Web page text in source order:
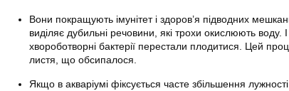
Вони покращують імунітет і здоров’я підводних
виділяє дубильні речовини, які трохи окислюють воду.
хвороботворні бактерії перестали плодитися. Цей
листя, що обсипалося.
Якщо в акваріумі фіксується часте збільшення